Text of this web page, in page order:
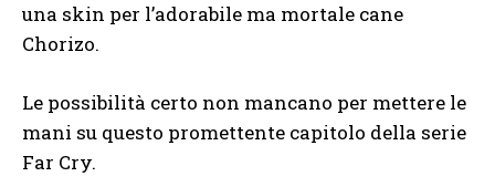
una skin per l’adorabile ma mortale cane
Chorizo.
Le possibilità certo non mancano per mettere le
mani su questo promettente capitolo della serie
Far Cry.